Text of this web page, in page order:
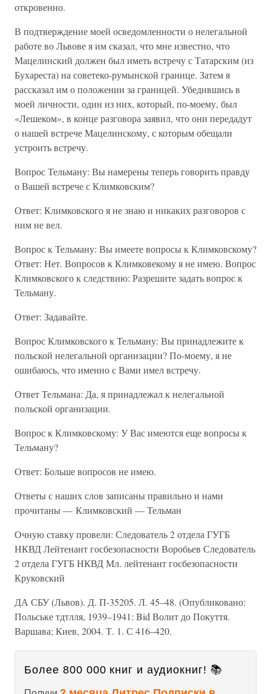
откровенно.
В подтверждение моей осведомленности о нелегальной
работе во Львове я им сказал, что мне известно, что
Мацелинcкий должен был иметь встречу с Татарским (из
Бухареста) на советеко-румынской границе. Затем я
рассказал им о положении за границей. Убедившись в
моей личности, один из них, который, по-моему, был
«Лешеком», в конце разговора заявил, что они передадут
о нашей встрече Мацелинскому, с которым обещали
устроить встречу.
Вопрос Тельману: Вы намерены теперь говорить правду
о Вашей встрече с Климковским?
Ответ: Климковcкого я не знаю и никаких разговоров с
ним не вел.
Вопрос к Тельману: Вы имеете вопросы к Климковскому?
Ответ: Нет. Вопросов к Климковекому я не имею. Вопрос
Климковcкого к следствию: Разрешите задать вопрос к
Тельману.
Ответ: Задавайте.
Вопрос Климковcкого к Тельману: Вы принадлежите к
польской нелегальной организации? По-моему, я не
ошибаюсь, что именно с Вами имел встречу.
Ответ Тельмана: Да, я принадлежал к нелегальной
польской организации.
Вопрос к Климковскому: У Вас имеются еще вопросы к
Тельману?
Ответ: Больше вопросов не имею.
Ответы с наших слов записаны правильно и нами
прочитаны — Климковский — Тельман
Очную ставку провели: Следователь 2 отдела ГУГБ
НКВД Лейтенант госбезопасности Воробьев Следователь
2 отдела ГУГБ НКВД Мл. лейтенант госбезопасности
Круковский
ДА СБУ (Львов). Д. П-35205. Л. 45–48. (Опубликовано:
Польське тдтлля, 1939–1941: Bid Волит до Покуття.
Варшава; Киев, 2004. Т. 1. С 416–420.
Более 800 000 книг и аудиокниг! 📚